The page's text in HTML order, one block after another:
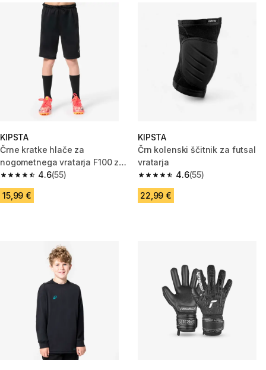
KIPSTA
Črne kratke hlače za
nogometnega vratarja F100 za
otroke
4.6
4.6 od 5 zvezdic from 55 ocene
(55)
15,99 €
KIPSTA
Črn kolenski ščitnik za futsal
vratarja
4.6
4.6 od 5 zvezdic from 55 ocene
(55)
22,99 €